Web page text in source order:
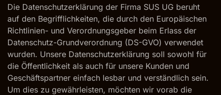
Die Datenschutzerklärung der Firma SUS UG beruht
auf den Begrifflichkeiten, die durch den Europäischen
Richtlinien- und Verordnungsgeber beim Erlass der
Datenschutz-Grundverordnung (DS-GVO) verwendet
wurden. Unsere Datenschutzerklärung soll sowohl für
die Öffentlichkeit als auch für unsere Kunden und
Geschäftspartner einfach lesbar und verständlich sein.
Um dies zu gewährleisten, möchten wir vorab die